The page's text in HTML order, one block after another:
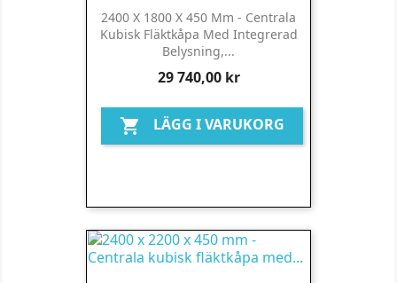
2400 X 1800 X 450 Mm - Centrala
Kubisk Fläktkåpa Med Integrerad
Belysning,...
Pris
29 740,00 kr
 LÄGG I VARUKORG